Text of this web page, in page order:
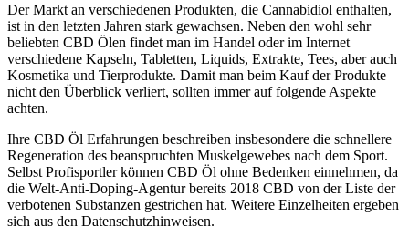
Der Markt an verschiedenen Produkten, die Cannabidiol enthalten,
ist in den letzten Jahren stark gewachsen. Neben den wohl sehr
beliebten CBD Ölen findet man im Handel oder im Internet
verschiedene Kapseln, Tabletten, Liquids, Extrakte, Tees, aber auch
Kosmetika und Tierprodukte. Damit man beim Kauf der Produkte
nicht den Überblick verliert, sollten immer auf folgende Aspekte
achten.
Ihre CBD Öl Erfahrungen beschreiben insbesondere die schnellere
Regeneration des beanspruchten Muskelgewebes nach dem Sport.
Selbst Profisportler können CBD Öl ohne Bedenken einnehmen, da
die Welt-Anti-Doping-Agentur bereits 2018 CBD von der Liste der
verbotenen Substanzen gestrichen hat. Weitere Einzelheiten ergeben
sich aus den Datenschutzhinweisen.